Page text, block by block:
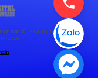
toán số 74/GP-NHNN
10/2020.